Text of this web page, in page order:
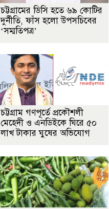
চট্টগ্রামের ডিসি হতে ৬৯ কোটির
দুর্নীতি, ফাঁস হলো উপসচিবের
‘সম্মতিপত্র’
চট্টগ্রাম গণপূর্তে প্রকৌশলী
মেহেদী ও এনডিইকে ঘিরে ৫০
লাখ টাকার ঘুষের অভিযোগ